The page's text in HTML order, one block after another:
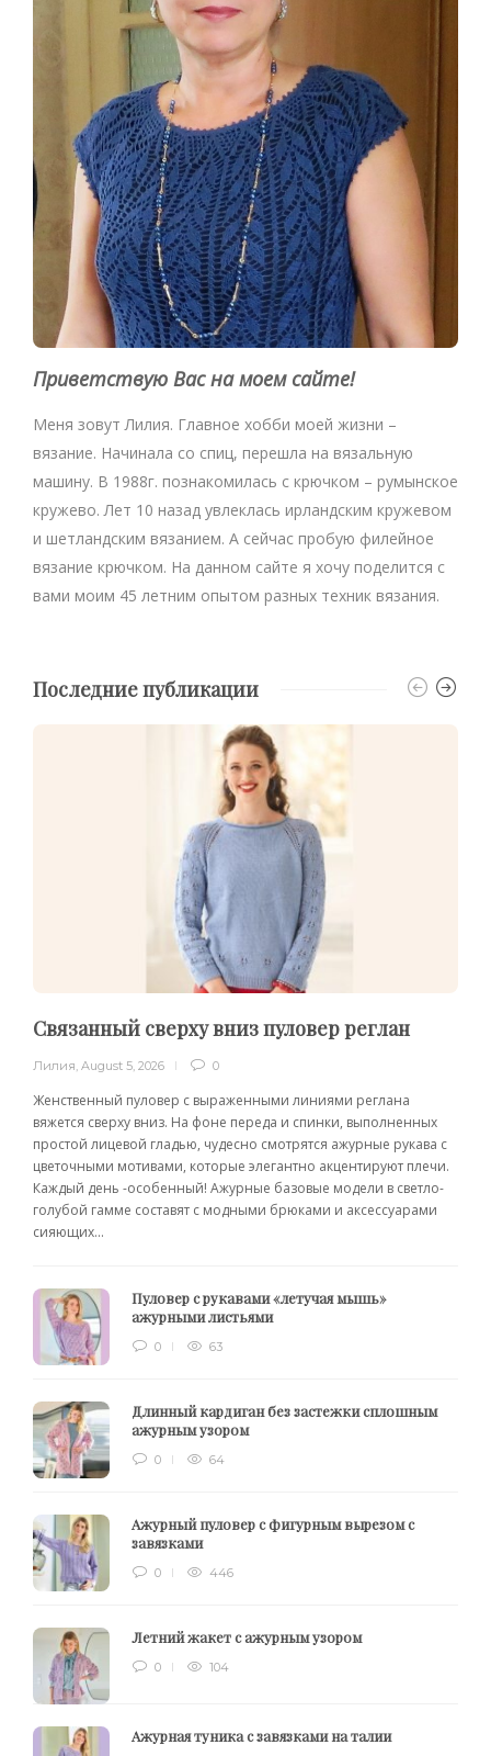
Приветствую Вас на моем сайте!
Меня зовут Лилия. Главное хобби моей жизни –
вязание. Начинала со спиц, перешла на вязальную
машину. В 1988г. познакомилась с крючком – румынское
кружево. Лет 10 назад увлеклась ирландским кружевом
и шетландским вязанием. А сейчас пробую филейное
вязание крючком. На данном сайте я хочу поделится с
вами моим 45 летним опытом разных техник вязания.
Последние публикации
Связанный сверху вниз пуловер реглан
Лилия August 5, 2026 0
Женственный пуловер с выраженными линиями реглана
вяжется сверху вниз. На фоне переда и спинки, выполненных
простой лицевой гладью, чудесно смотрятся ажурные рукава с
цветочными мотивами, которые элегантно акцентируют плечи.
Каждый день -особенный! Ажурные базовые модели в светло-
голубой гамме составят с модными брюками и аксессуарами
сияющих...
Пуловер с рукавами «летучая мышь»
ажурными листьями
0 63
Длинный кардиган без застежки сплошным
ажурным узором
0 64
Ажурный пуловер с фигурным вырезом с
завязками
0 446
Летний жакет с ажурным узором
0 104
Ажурная туника с завязками на талии